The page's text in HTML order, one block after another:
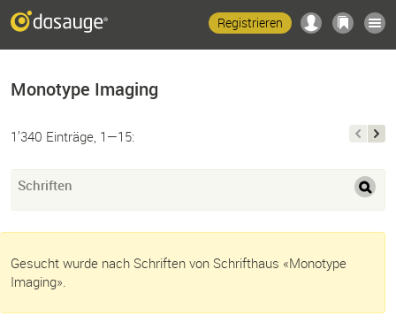
Registrieren
Monotype Imaging
1’340 Einträge, 1—15:
Schriften
Gesucht wurde nach Schriften von Schrifthaus «Monotype
Imaging».